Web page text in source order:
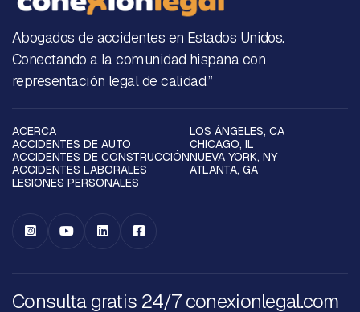
Abogados de accidentes en Estados Unidos.
Conectando a la comunidad hispana con
representación legal de calidad.”
ACERCA
ACCIDENTES DE AUTO
ACCIDENTES DE CONSTRUCCIÓN
ACCIDENTES LABORALES
LESIONES PERSONALES
LOS ÁNGELES, CA
CHICAGO, IL
NUEVA YORK, NY
ATLANTA, GA
   
Consulta gratis 24/7 conexionlegal.com